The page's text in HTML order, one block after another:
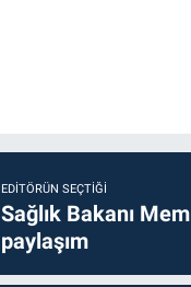
EDITÖRÜN SEÇTIĞI
Sağlık Bakanı
paylaşım